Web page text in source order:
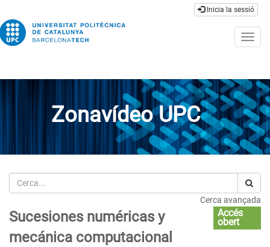
Inicia la sessió
Zonavídeo UPC
Cerca
Cerca avançada
Sucesiones numéricas y
mecánica computacional
Accés
obert